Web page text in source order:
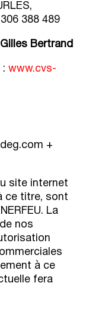
388 489
Bertrand
: www.cvs-
+
site internet
ce titre, sont
La
nos
à ce
fera